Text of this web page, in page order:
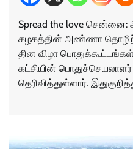
Spread the love
கழகத்தின் அண்ணா
தின விழா
கட்சியின் பொதுச்செயலாளர்
தெரிவித்துள்ளார்.